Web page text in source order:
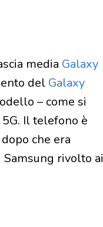
media Galaxy
del Galaxy
– come si
Il telefono è
che era
rivolto ai